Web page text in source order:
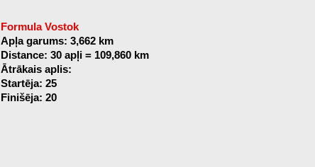
Formula Vostok
Apļa garums: 3,662 km
Distance: 30 apļi = 109,860 km
Ātrākais aplis:
Startēja: 25
Finišēja: 20